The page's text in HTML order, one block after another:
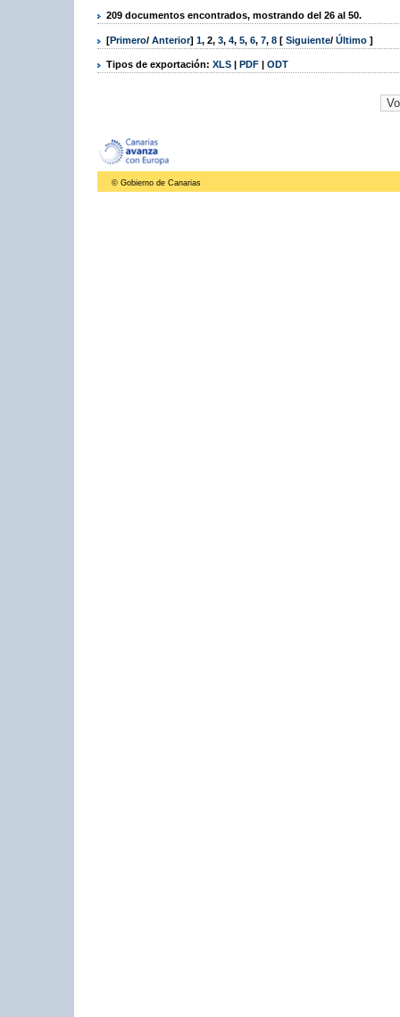
209 documentos encontrados, mostrando del 26 al 50.
[Primero/ Anterior] 1, 2, 3, 4, 5, 6, 7, 8 [ Siguiente/ Último ]
Tipos de exportación: XLS | PDF | ODT
© Gobierno de Canarias